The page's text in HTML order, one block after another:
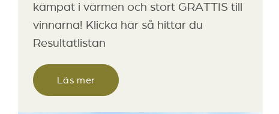
kämpat i värmen och stort GRATTIS till
vinnarna! Klicka här så hittar du
Resultatlistan
Läs mer